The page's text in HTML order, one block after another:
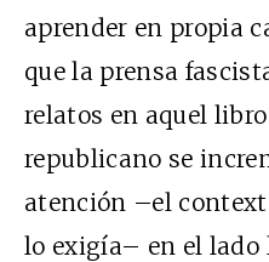
aprender en propia
que la prensa
relatos en aquel
republicano se
atención –el
lo exigía– en el lado